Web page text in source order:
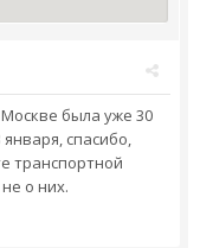
была уже 30
спасибо,
транспортной
о них.